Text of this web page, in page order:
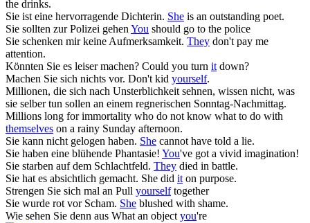
the drinks.
Sie ist eine hervorragende Dichterin. She is an outstanding poet.
Sie sollten zur Polizei gehenYou should go to the police
Sie schenken mir keine Aufmerksamkeit. They don't pay me
attention.
Könnten Sie es leiser machen? Could you turn itdown?
Machen Sie sich nichts vor. Don't kid yourself.
Millionen, die sich nach Unsterblichkeit sehnen, wissen nicht, was
sie selber tun sollen an einem regnerischen Sonntag-Nachmittag.
Millions long for immortality who do not know what to do with
themselves on a rainy Sunday afternoon.
Sie kann nicht gelogen haben. She cannot have told a lie.
Sie haben eine blühende Phantasie! You've got a vivid imagination!
Sie starben auf dem Schlachtfeld. They died in battle.
Sie hat es absichtlich gemacht. She did iton purpose.
Strengen Sie sich mal an Pull yourselftogether
Sie wurde rot vor Scham. She blushed with shame.
Wie sehen Sie denn aus What an objectyou're